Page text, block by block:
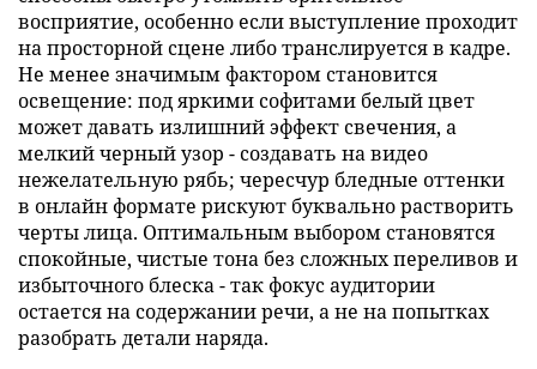
восприятие, особенно если выступление проходит
на просторной сцене либо транслируется в кадре.
Не менее значимым фактором становится
освещение: под яркими софитами белый цвет
может давать излишний эффект свечения, а
мелкий черный узор - создавать на видео
нежелательную рябь; чересчур бледные оттенки
в онлайн формате рискуют буквально растворить
черты лица. Оптимальным выбором становятся
спокойные, чистые тона без сложных переливов и
избыточного блеска - так фокус аудитории
остается на содержании речи, а не на попытках
разобрать детали наряда.